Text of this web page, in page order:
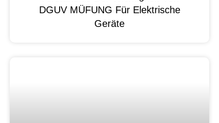
DGUV MÜFUNG Für Elektrische
Geräte